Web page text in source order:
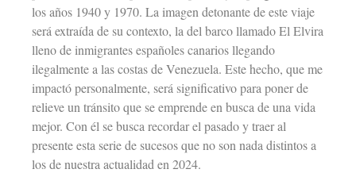
los años 1940 y 1970. La imagen detonante de este viaje
será extraída de su contexto, la del barco llamado El Elvira
lleno de inmigrantes españoles canarios llegando
ilegalmente a las costas de Venezuela. Este hecho, que me
impactó personalmente, será significativo para poner de
relieve un tránsito que se emprende en busca de una vida
mejor. Con él se busca recordar el pasado y traer al
presente esta serie de sucesos que no son nada distintos a
los de nuestra actualidad en 2024.